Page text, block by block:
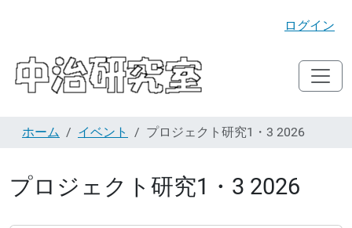
ログイン
ホーム イベント プロジェクト研究1・3 2026
プロジェクト研究1・3 2026